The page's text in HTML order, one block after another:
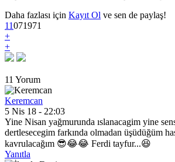
Daha fazlası için Kayıt Ol ve sen de paylaş!
11071971
+
+
11 Yorum
Keremcan
5 Nis 18 - 22:03
Yine Nisan yağmurunda ıslanacagim yine
dertlesecegim farkında olmadan üşüdüğüm
kavrulacağım 😎😂😂 Ferdi tayfur...😆
Yanıtla